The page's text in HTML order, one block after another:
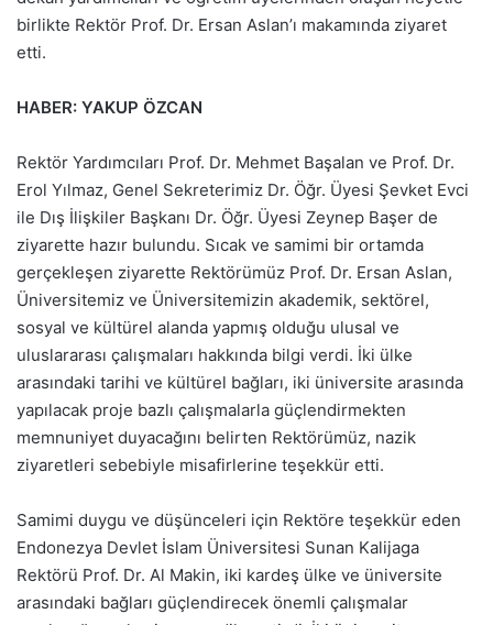
birlikte Rektör Prof. Dr. Ersan Aslan’ı makamında ziyaret
etti.
HABER: YAKUP ÖZCAN
Rektör Yardımcıları Prof. Dr. Mehmet Başalan ve Prof. Dr.
Erol Yılmaz, Genel Sekreterimiz Dr. Öğr. Üyesi Şevket Evci
ile Dış İlişkiler Başkanı Dr. Öğr. Üyesi Zeynep Başer de
ziyarette hazır bulundu. Sıcak ve samimi bir ortamda
gerçekleşen ziyarette Rektörümüz Prof. Dr. Ersan Aslan,
Üniversitemiz ve Üniversitemizin akademik, sektörel,
sosyal ve kültürel alanda yapmış olduğu ulusal ve
uluslararası çalışmaları hakkında bilgi verdi. İki ülke
arasındaki tarihi ve kültürel bağları, iki üniversite arasında
yapılacak proje bazlı çalışmalarla güçlendirmekten
memnuniyet duyacağını belirten Rektörümüz, nazik
ziyaretleri sebebiyle misafirlerine teşekkür etti.
Samimi duygu ve düşünceleri için Rektöre teşekkür eden
Endonezya Devlet İslam Üniversitesi Sunan Kalijaga
Rektörü Prof. Dr. Al Makin, iki kardeş ülke ve üniversite
arasındaki bağları güçlendirecek önemli çalışmalar